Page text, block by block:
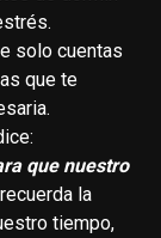
solo cuentas
que te
que nuestro
la
tiempo,